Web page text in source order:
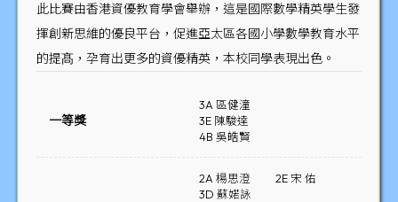
此比賽由香港資優教育學會舉辦，這是國際數學精英學生發
揮創新思維的優良平台，促進亞太區各國小學數學教育水平
的提髙，孕育出更多的資優精英，本校同學表現出色。
一等獎
3A 區健潼
3E 陳駿達
4B 吳皓賢
2A 楊思澄
2E 宋 佑
3D 蘇婼詠